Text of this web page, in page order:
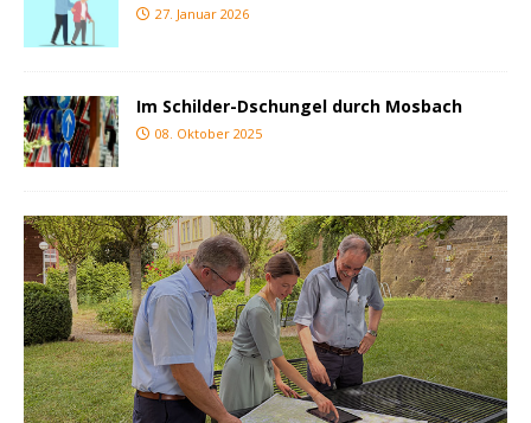
27. Januar 2026
Im Schilder-Dschungel durch Mosbach
08. Oktober 2025